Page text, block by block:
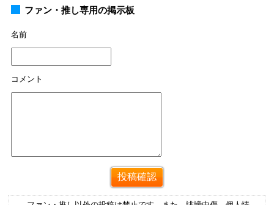
ファン・推し専用の掲示板
名前
コメント